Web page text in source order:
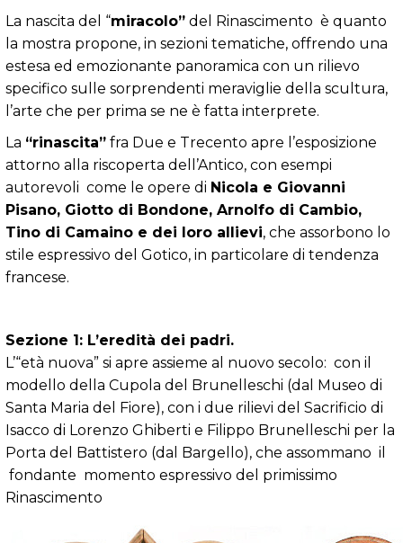
La nascita del “miracolo” del Rinascimento è quanto
la mostra propone, in sezioni tematiche, offrendo una
estesa ed emozionante panoramica con un rilievo
specifico sulle sorprendenti meraviglie della scultura,
l’arte che per prima se ne è fatta interprete.
La “rinascita” fra Due e Trecento apre l’esposizione
attorno alla riscoperta dell’Antico, con esempi
autorevoli come le opere di Nicola e Giovanni
Pisano, Giotto di Bondone, Arnolfo di Cambio,
Tino di Camaino e dei loro allievi, che assorbono lo
stile espressivo del Gotico, in particolare di tendenza
francese.
Sezione 1: L’eredità dei padri.
L’“età nuova” si apre assieme al nuovo secolo: con il
modello della Cupola del Brunelleschi (dal Museo di
Santa Maria del Fiore), con i due rilievi del Sacrificio di
Isacco di Lorenzo Ghiberti e Filippo Brunelleschi per la
Porta del Battistero (dal Bargello), che assommano il
fondante momento espressivo del primissimo
Rinascimento